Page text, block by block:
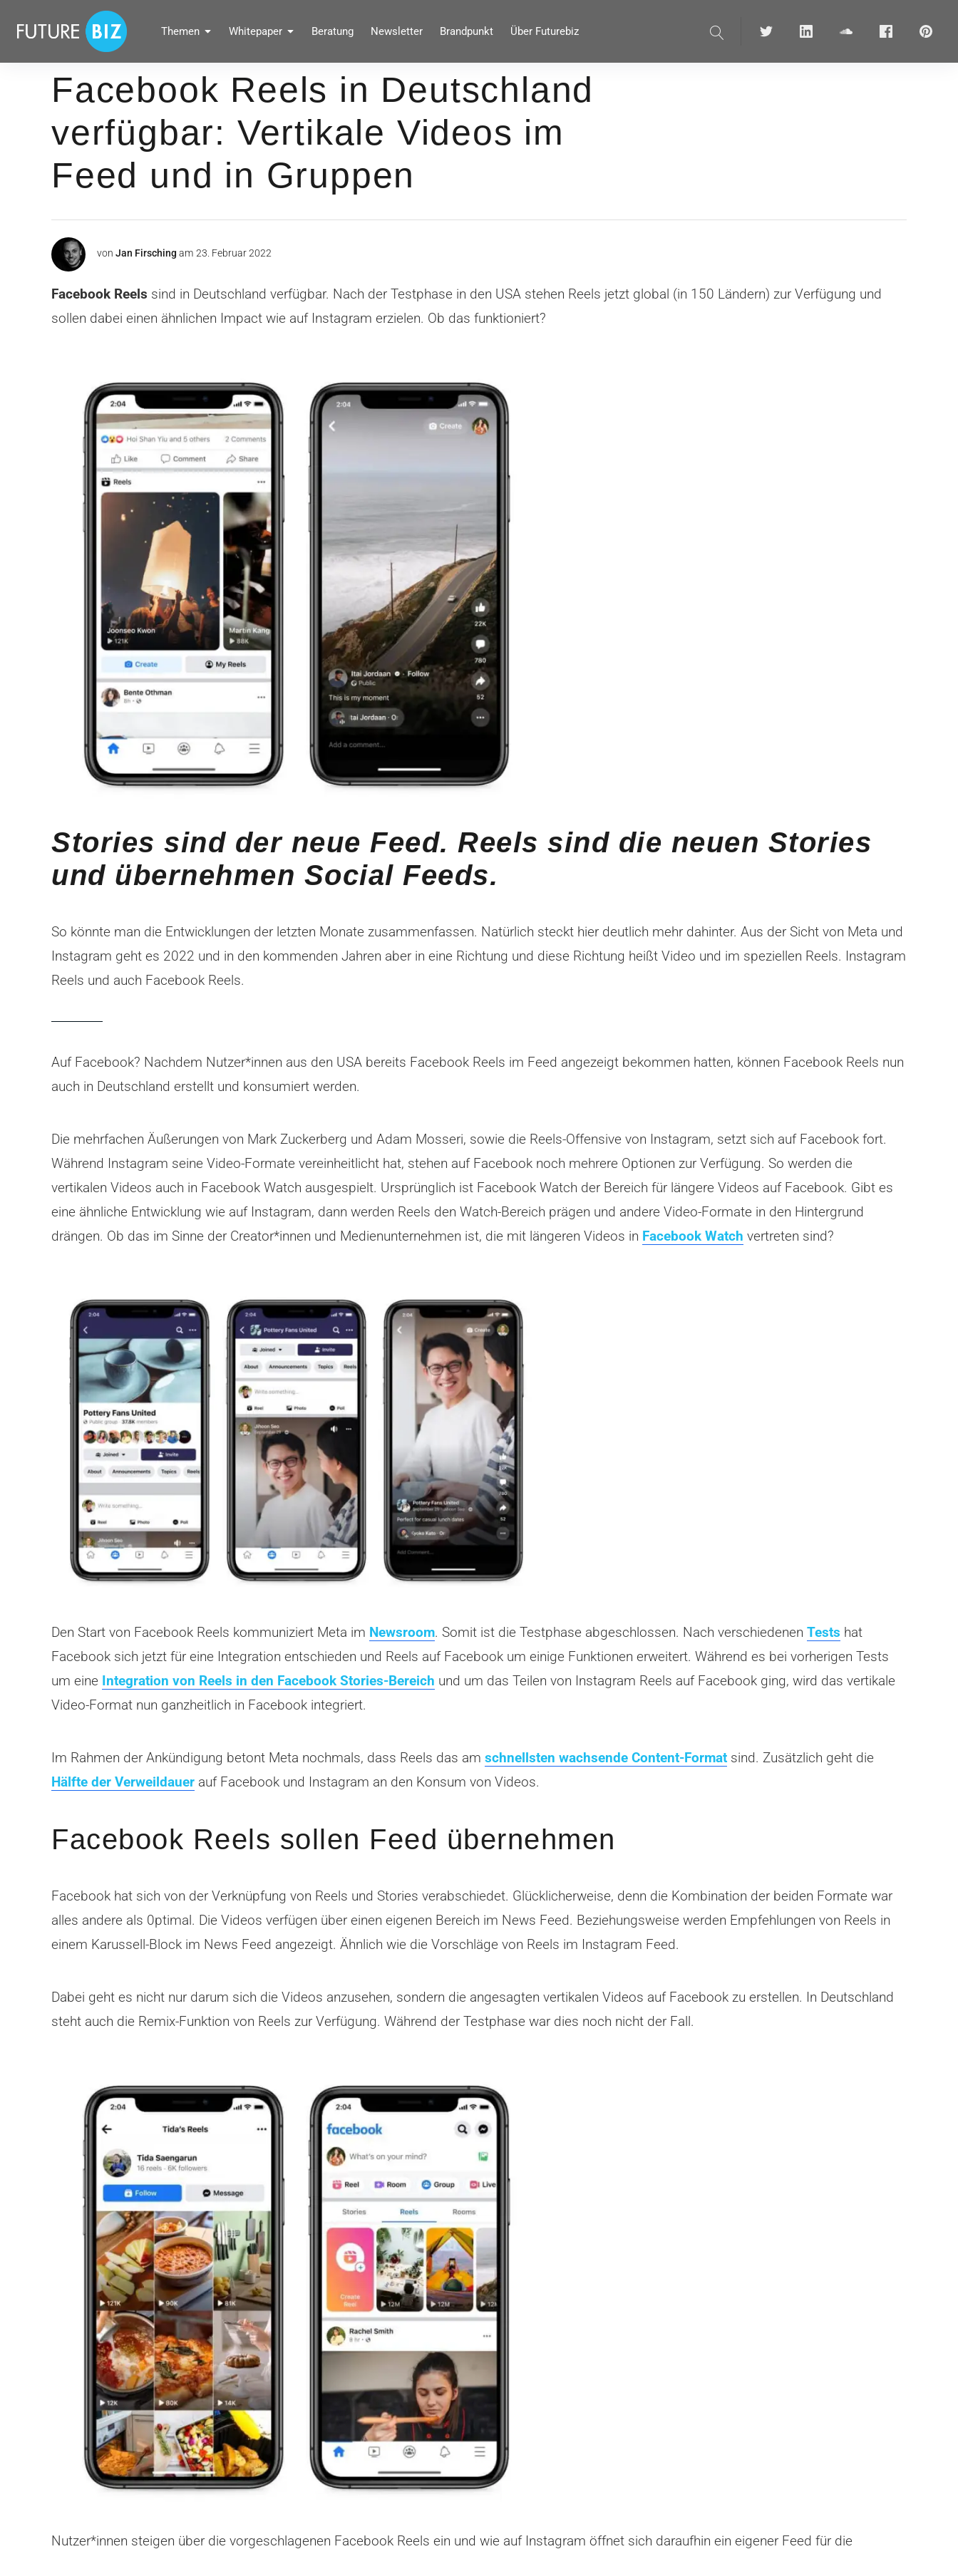
überspringen
FUTUREBIZ
Social Media Marketing Blog für Unternehmen by BRANDPUNKT
Themen Whitepaper Beratung Newsletter Brandpunkt Über Futurebiz
Suche Twitter linkedin soundcloudFacebook
Facebook Reels in Deutschland
verfügbar: Vertikale Videos im
Feed und in Gruppen
von Jan Firsching am 23. Februar 2022
Facebook Reels sind in Deutschland verfügbar. Nach der Testphase in den USA stehen Reels jetzt global (in 150 Ländern) zur Verfügung und
sollen dabei einen ähnlichen Impact wie auf Instagram erzielen. Ob das funktioniert?
Stories sind der neue Feed. Reels sind die neuen Stories
und übernehmen Social Feeds.
So könnte man die Entwicklungen der letzten Monate zusammenfassen. Natürlich steckt hier deutlich mehr dahinter. Aus der Sicht von Meta und
Instagram geht es 2022 und in den kommenden Jahren aber in eine Richtung und diese Richtung heißt Video und im speziellen Reels. Instagram
Reels und auch Facebook Reels.
Auf Facebook? Nachdem Nutzer*innen aus den USA bereits Facebook Reels im Feed angezeigt bekommen hatten, können Facebook Reels nun
auch in Deutschland erstellt und konsumiert werden.
Die mehrfachen Äußerungen von Mark Zuckerberg und Adam Mosseri, sowie die Reels-Offensive von Instagram, setzt sich auf Facebook fort.
Während Instagram seine Video-Formate vereinheitlicht hat, stehen auf Facebook noch mehrere Optionen zur Verfügung. So werden die
vertikalen Videos auch in Facebook Watch ausgespielt. Ursprünglich ist Facebook Watch der Bereich für längere Videos auf Facebook. Gibt es
eine ähnliche Entwicklung wie auf Instagram, dann werden Reels den Watch-Bereich prägen und andere Video-Formate in den Hintergrund
drängen. Ob das im Sinne der Creator*innen und Medienunternehmen ist, die mit längeren Videos in Facebook Watch vertreten sind?
Den Start von Facebook Reels kommuniziert Meta im Newsroom. Somit ist die Testphase abgeschlossen. Nach verschiedenen Tests hat
Facebook sich jetzt für eine Integration entschieden und Reels auf Facebook um einige Funktionen erweitert. Während es bei vorherigen Tests
um eine Integration von Reels in den Facebook Stories-Bereich und um das Teilen von Instagram Reels auf Facebook ging, wird das vertikale
Video-Format nun ganzheitlich in Facebook integriert.
Im Rahmen der Ankündigung betont Meta nochmals, dass Reels das am schnellsten wachsende Content-Format sind. Zusätzlich geht die
Hälfte der Verweildauer auf Facebook und Instagram an den Konsum von Videos.
Facebook Reels sollen Feed übernehmen
Facebook hat sich von der Verknüpfung von Reels und Stories verabschiedet. Glücklicherweise, denn die Kombination der beiden Formate war
alles andere als 0ptimal. Die Videos verfügen über einen eigenen Bereich im News Feed. Beziehungsweise werden Empfehlungen von Reels in
einem Karussell-Block im News Feed angezeigt. Ähnlich wie die Vorschläge von Reels im Instagram Feed.
Dabei geht es nicht nur darum sich die Videos anzusehen, sondern die angesagten vertikalen Videos auf Facebook zu erstellen. In Deutschland
steht auch die Remix-Funktion von Reels zur Verfügung. Während der Testphase war dies noch nicht der Fall.
Nutzer*innen steigen über die vorgeschlagenen Facebook Reels ein und wie auf Instagram öffnet sich daraufhin ein eigener Feed für die